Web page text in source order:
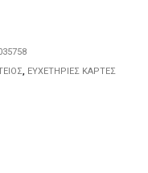
, ΕΥΧΕΤΗΡΙΕΣ ΚΑΡΤΕΣ